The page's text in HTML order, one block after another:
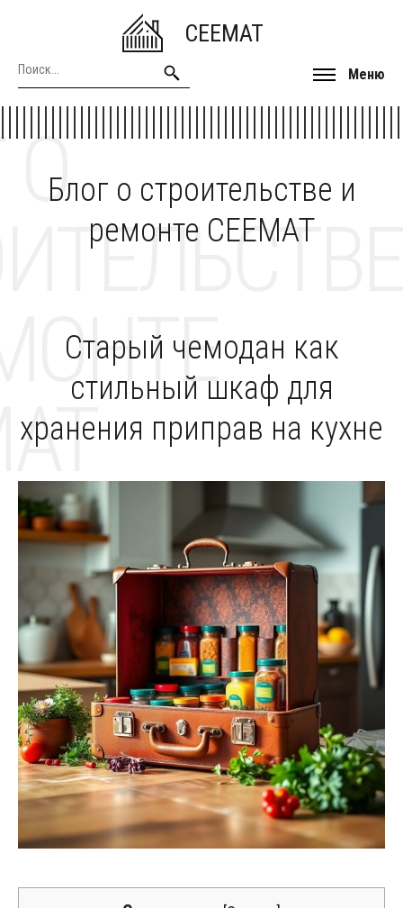
CEEMAT
Меню
Блог о строительстве и
ремонте CEEMAT
О
Старый чемодан как
стильный шкаф для
хранения приправ на кухне